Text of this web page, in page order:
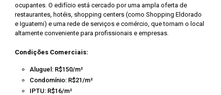
ocupantes. O edifício está cercado por uma ampla oferta de
restaurantes, hotéis, shopping centers (como Shopping Eldorado
e Iguatemi) e uma rede de serviços e comércio, que tornam o local
altamente conveniente para profissionais e empresas.
Condições Comerciais:
Aluguel: R$150/m²
Condomínio: R$21/m²
IPTU: R$16/m²